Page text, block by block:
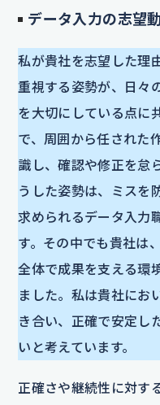
データ入力の志望
私が貴社を志望した理
重視する姿勢が、日々
を大切にしている点に
で、周囲から任された
識し、確認や修正を怠
うした姿勢は、ミスを
求められるデータ入力
す。その中でも貴社は
全体で成果を支える環
ました。私は貴社にお
き合い、正確で安定し
いと考えています。
正確さや継続性に対す